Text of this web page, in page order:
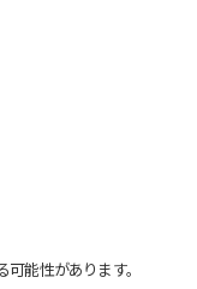
能性があります。